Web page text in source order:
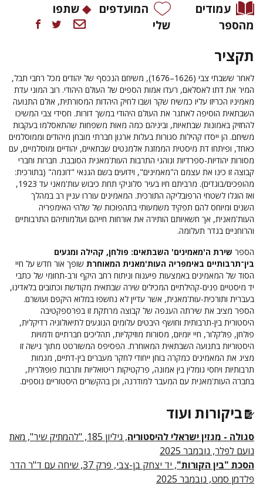
עמודים
מהספר
המועדפים
שלי
שתפו
תקציר
לאחר ששבתי צבי (1626–1676), משיחם הנכסף של יהודים מכל רחבי תבל,
המיר את דתו לאסלאם, רעדו אמות הספים של העולם היהודי. רוב המוני עדת
מאמיניו הכריזו עליו כמשיח שקר ושבו לחיק היהדות המסורתית, אולם התנועה
השבתאית הוסיפה לאתגר את העולם היהודי במשך דורות. חסידי צבי המשיכו
להחזיק באמונות שבתאיות, וביניהם כמה מאות משפחות שהתאסלמו בעקבות
משיחם. הן ייסדו קהילות סגורות בעלות ארגון חברתי מובחן מיהודים וממוסלמים
כאחד, ופיתחו דת מיסטית הממזגת אלמנטים שבתאיים, יהודיים ומוסלמיים, עם
מסורות יהודיות-ספרדיות ונוהגי התרבות העות'מאנית הסובבת. חברות וחברי
קבוצה זו כינו את עצמם ה"מאמינים", וידועים בשם הגנאי "דונמה" (בתורכית:
מהופכים/בוגדים). מרביתם חיו בעיר סלוניקי תחת כיבוש עות'מאני עד 1923,
ואז הוגלו לשטחי הרפובליקה התורכית. המאמינים עוררו עניין רב במהלך
השנים ומיוחס להם תפקיד משמעותי בתהפוכות של שלהי האימפריה
העות'מאנית, אך חשאיותם הותירה את אורחות חייהם ועולמותיהם התרבותיים
והרוחניים בגדר תעלומה.
הספר שירת ה'מאמינים' השבתאים: פולחן, קהילה ומגעים
בין־תרבותיים באימפריה העות'מאנית המאוחרת שופך אור חדש על חיי
הסוד של המאמינים באמצעות פיענוח וניתוח רחב היקף ורב-תחומי של כתבי
יד מיסטיים פנים-קהילתיים המכילים שירה שבתאית מקודשת וכתובים בלאדינו,
בעברית ותורכית-עות'מאנית, אשר עדיין לא נחשפו במלוא היקפם ועושרם.
הספר מציב את שירתה הענפה של קבוצה מרתקת זו בפרספקטיבה
היסטורית בין-תרבותית וחושף היבטים עלומים הנוגעים לתיאולוגיה רדיקלית,
פולחן, פולקלור, חיי יומיום, מסורות מוזיקליות, תהליכים חברתיים ודמויות
היסטוריות בתנועה השבתאית המאוחרת. הפסיפס המשורטט מתוך גישה זו
מציג את המאמינים כמקרה בוחן ייחודי לחקר מעברים בין-דתיים, מגמות
תרבותיות ויחסי גומלין בין אמונה, פרקטיקות ריטואליות ותרבות פופולרית,
בחברה העות'מאנית עם המעבר למודרנה, וכן בהקשרים היסטוריים נוספים.
ביקורות ועוד
סגולה - מגזין ישראלי להיסטוריה
, גיליון 185, "להמתיק שיר", מאת
נועם לפלר, נובמבר 2025
הסכת "בין הקורות"
, יד יצחק בן-צבי, פרק 37, שיחה עם ד"ר הדר
פלדמן סמט, נובמבר 2025